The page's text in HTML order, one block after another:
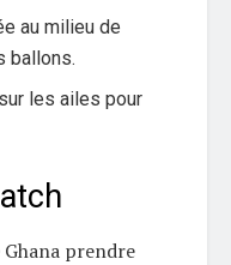
au milieu de
ballons.
les ailes pour
prendre